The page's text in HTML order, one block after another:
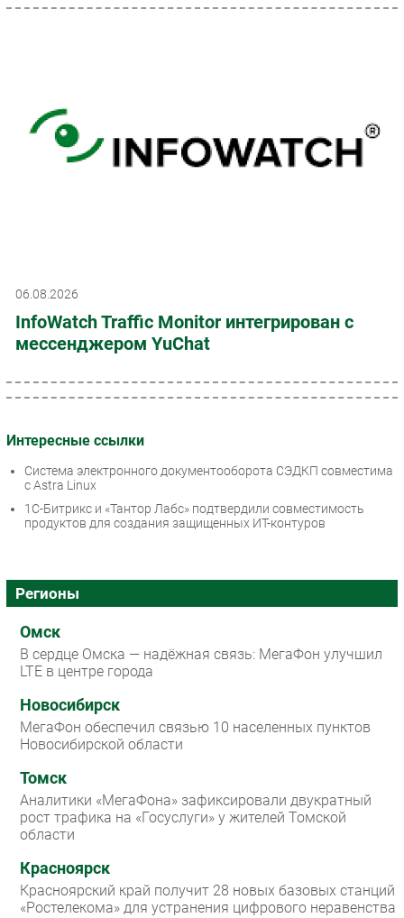
06.08.2026
InfoWatch Traffic Monitor интегрирован с
мессенджером YuChat
Интересные ссылки
Система электронного документооборота СЭДКП совместима
с Astra Linux
1С-Битрикс и «Тантор Лабс» подтвердили совместимость
продуктов для создания защищенных ИТ-контуров
Регионы
Омск
В сердце Омска — надёжная связь: МегаФон улучшил
LTE в центре города
Новосибирск
МегаФон обеспечил связью 10 населенных пунктов
Новосибирской области
Томск
Аналитики «МегаФона» зафиксировали двукратный
рост трафика на «Госуслуги» у жителей Томской
области
Красноярск
Красноярский край получит 28 новых базовых станций
«Ростелекома» для устранения цифрового неравенства